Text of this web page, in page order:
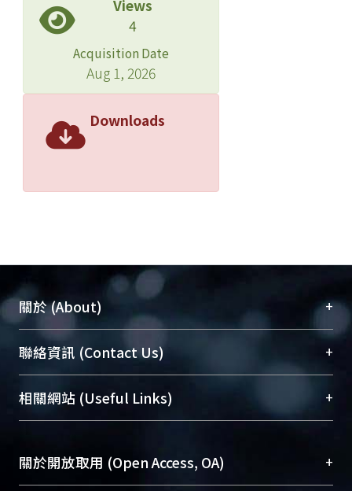
Views
4
Acquisition Date
Aug 1, 2026
Downloads
關於 (About) +
臺大位居世界頂尖大學之列，為永久珍藏及向國際
展現本校豐碩的研究成果及學術能量，圖書館整合
機構典藏（NTUR）與學術庫（AH）不同功能平
台，成為臺大學術典藏NTU scholars。期能整合研
成果。
To permanently archive and promote researcher
聯絡資訊 (Contact Us) +
總館學科館員(Main Library)
醫學圖書館學科館員(Medical Library)
Sciences Library)
相關網站 (Useful Links) +
關於開放取用 (Open Access, OA) +